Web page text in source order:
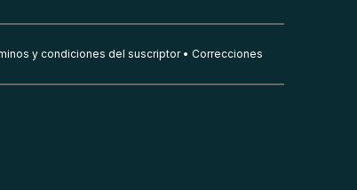
y condiciones del suscriptor Correcciones